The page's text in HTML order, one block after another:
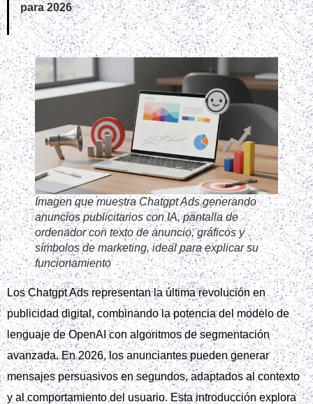
para 2026
Imagen que muestra Chatgpt Ads generando
anuncios publicitarios con IA, pantalla de
ordenador con texto de anuncio, gráficos y
símbolos de marketing, ideal para explicar su
funcionamiento
Los Chatgpt Ads representan la última revolución en
publicidad digital, combinando la potencia del modelo de
lenguaje de OpenAI con algoritmos de segmentación
avanzada. En 2026, los anunciantes pueden generar
mensajes persuasivos en segundos, adaptados al contexto
y al comportamiento del usuario. Esta introducción explora